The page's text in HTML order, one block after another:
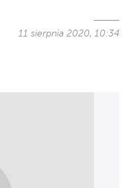
11 sierpnia 2020, 10:34